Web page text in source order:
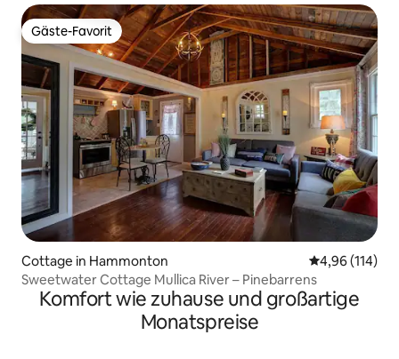
Gäste-Favorit
Gäste-Favorit
Cottage in Hammonton
4,96 (114)
Sweetwater Cottage Mullica River – Pinebarrens
Komfort wie zuhause und großartige
Monatspreise